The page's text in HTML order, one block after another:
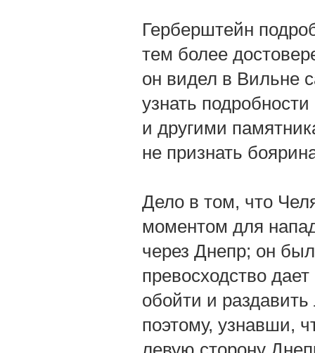
Герберштейн
тем более
он видел в Вильне
узнать
и другими
не признать
Дело в том, что
моментом для
через Днепр; он
превосходство
обойти и
поэтому, узнавши,